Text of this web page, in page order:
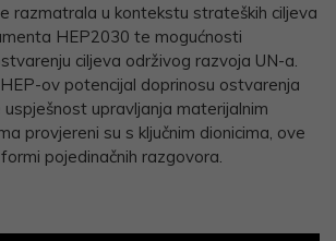
razmatrala u kontekstu strateških ciljeva
HEP2030 te mogućnosti
ciljeva održivog razvoja UN-a.
ov potencijal doprinosu ostvarenja
upravljanja materijalnim
provjereni su s ključnim dionicima, ove
pojedinačnih razgovora.